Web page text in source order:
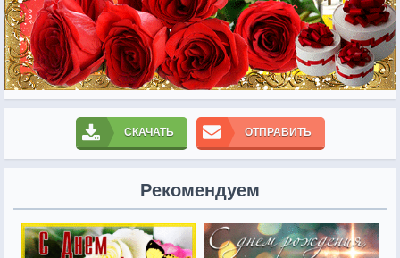
СКАЧАТЬ ОТПРАВИТЬ
Рекомендуем